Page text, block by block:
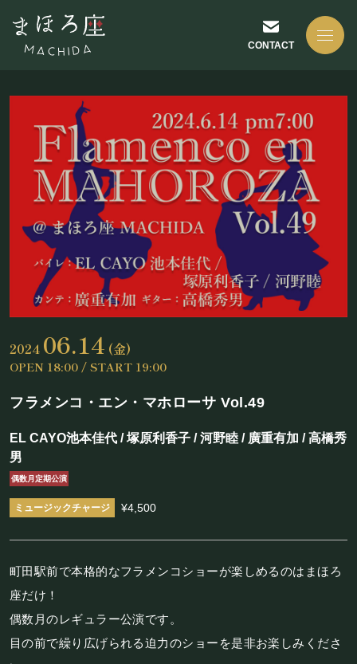
CONTACT
NEWS
お知らせ
ABOUT US
座長挨拶
アクセス
SCHEDULE
RESERVATION
予約・当日の流れ
2024 06.14 (金)
OPEN 18:00 / START 19:00
フラメンコ・エン・マホローサ Vol.49
EL CAYO池本佳代 / 塚原利香子 / 河野睦 / 廣重有加 / 高橋秀
男
偶数月定期公演
¥4,500
町田駅前で本格的なフラメンコショーが楽しめるのはまほろ
座だけ！
偶数月のレギュラー公演です。
目の前で繰り広げられる迫力のショーを是非お楽しみくださ